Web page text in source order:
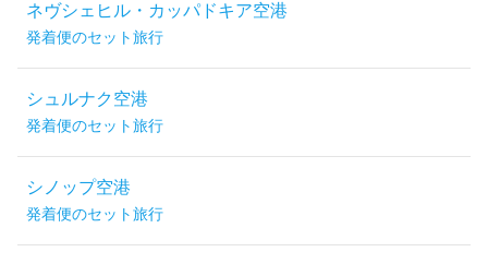
ネヴシェヒル・カッパドキア空港
発着便のセット旅行
シュルナク空港
発着便のセット旅行
シノップ空港
発着便のセット旅行